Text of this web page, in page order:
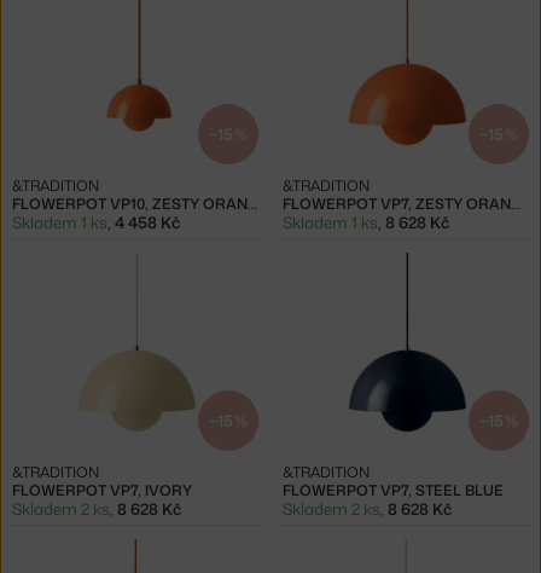
−15 %
FLOWERPOT VP10, ZESTY ORANGE
&TRADITION
Skladem 1 ks, 4 458 Kč
−15 %
FLOWERPOT VP7, ZESTY ORANGE
&TRADITION
Skladem 1 ks, 8 628 Kč
−15 %
FLOWERPOT VP7, IVORY
&TRADITION
Skladem 2 ks, 8 628 Kč
−15 %
FLOWERPOT VP7, STEEL BLUE
&TRADITION
Skladem 2 ks, 8 628 Kč